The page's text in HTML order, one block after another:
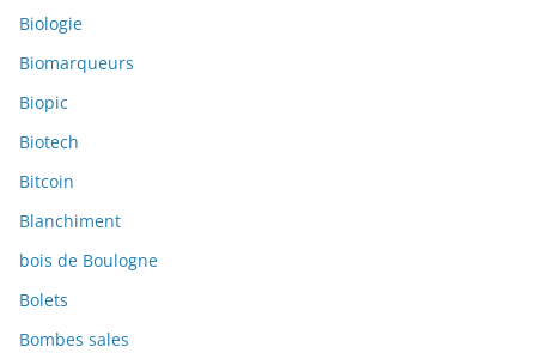
Biologie
Biomarqueurs
Biopic
Biotech
Bitcoin
Blanchiment
bois de Boulogne
Bolets
Bombes sales